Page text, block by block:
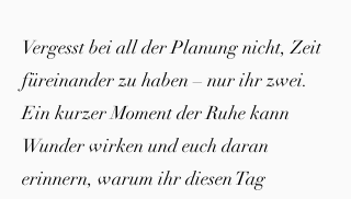
Vergesst bei all der Planung nicht, Zeit
füreinander zu haben – nur ihr zwei.
Ein kurzer Moment der Ruhe kann
Wunder wirken und euch daran
erinnern, warum ihr diesen Tag